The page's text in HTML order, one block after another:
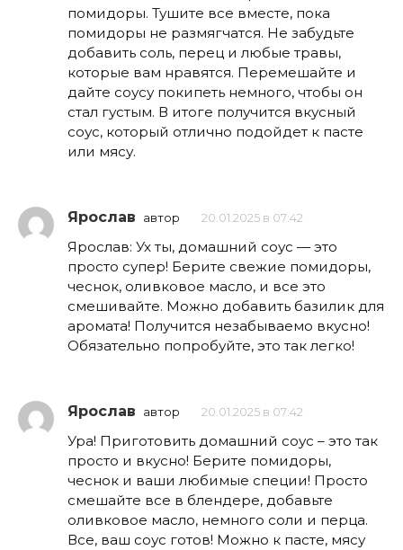
помидоры. Тушите все вместе, пока
помидоры не размягчатся. Не забудьте
добавить соль, перец и любые травы,
которые вам нравятся. Перемешайте и
дайте соусу покипеть немного, чтобы он
стал густым. В итоге получится вкусный
соус, который отлично подойдет к пасте
или мясу.
Ярослав автор 20.01.2025 в 07:42
Ярослав: Ух ты, домашний соус — это
просто супер! Берите свежие помидоры,
чеснок, оливковое масло, и все это
смешивайте. Можно добавить базилик для
аромата! Получится незабываемо вкусно!
Обязательно попробуйте, это так легко!
Ярослав автор 20.01.2025 в 07:42
Ура! Приготовить домашний соус – это так
просто и вкусно! Берите помидоры,
чеснок и ваши любимые специи! Просто
смешайте все в блендере, добавьте
оливковое масло, немного соли и перца.
Все, ваш соус готов! Можно к пасте, мясу